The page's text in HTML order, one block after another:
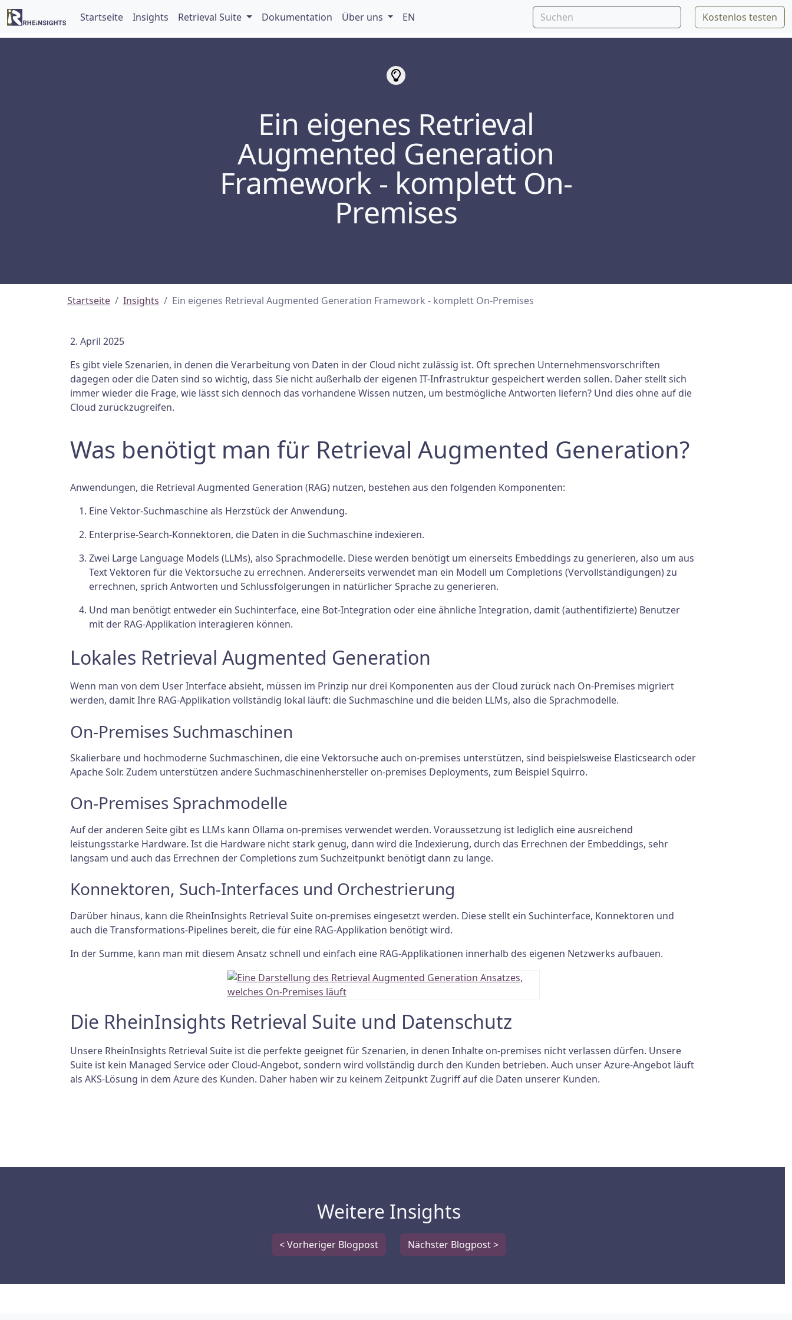
Startseite Insights Retrieval Suite Dokumentation Über uns EN Kostenlos testen
Ein eigenes Retrieval
Augmented Generation
Framework - komplett On-
Premises
Startseite Insights Ein eigenes Retrieval Augmented Generation Framework - komplett On-Premises
2. April 2025
Es gibt viele Szenarien, in denen die Verarbeitung von Daten in der Cloud nicht zulässig ist. Oft sprechen Unternehmensvorschriften
dagegen oder die Daten sind so wichtig, dass Sie nicht außerhalb der eigenen IT-Infrastruktur gespeichert werden sollen. Daher stellt sich
immer wieder die Frage, wie lässt sich dennoch das vorhandene Wissen nutzen, um bestmögliche Antworten liefern? Und dies ohne auf die
Cloud zurückzugreifen.
Was benötigt man für Retrieval Augmented Generation?
Anwendungen, die Retrieval Augmented Generation (RAG) nutzen, bestehen aus den folgenden Komponenten:
Eine Vektor-Suchmaschine als Herzstück der Anwendung.
Enterprise-Search-Konnektoren, die Daten in die Suchmaschine indexieren.
Zwei Large Language Models (LLMs), also Sprachmodelle. Diese werden benötigt um einerseits Embeddings zu generieren, also um aus
Text Vektoren für die Vektorsuche zu errechnen. Andererseits verwendet man ein Modell um Completions (Vervollständigungen) zu
errechnen, sprich Antworten und Schlussfolgerungen in natürlicher Sprache zu generieren.
Und man benötigt entweder ein Suchinterface, eine Bot-Integration oder eine ähnliche Integration, damit (authentifizierte) Benutzer
mit der RAG-Applikation interagieren können.
Lokales Retrieval Augmented Generation
Wenn man von dem User Interface absieht, müssen im Prinzip nur drei Komponenten aus der Cloud zurück nach On-Premises migriert
werden, damit Ihre RAG-Applikation vollständig lokal läuft: die Suchmaschine und die beiden LLMs, also die Sprachmodelle.
On-Premises Suchmaschinen
Skalierbare und hochmoderne Suchmaschinen, die eine Vektorsuche auch on-premises unterstützen, sind beispielsweise Elasticsearch oder
Apache Solr. Zudem unterstützen andere Suchmaschinenhersteller on-premises Deployments, zum Beispiel Squirro.
On-Premises Sprachmodelle
Auf der anderen Seite gibt es LLMs kann Ollama on-premises verwendet werden. Voraussetzung ist lediglich eine ausreichend
leistungsstarke Hardware. Ist die Hardware nicht stark genug, dann wird die Indexierung, durch das Errechnen der Embeddings, sehr
langsam und auch das Errechnen der Completions zum Suchzeitpunkt benötigt dann zu lange.
Konnektoren, Such-Interfaces und Orchestrierung
Darüber hinaus, kann die RheinInsights Retrieval Suite on-premises eingesetzt werden. Diese stellt ein Suchinterface, Konnektoren und
auch die Transformations-Pipelines bereit, die für eine RAG-Applikation benötigt wird.
In der Summe, kann man mit diesem Ansatz schnell und einfach eine RAG-Applikationen innerhalb des eigenen Netzwerks aufbauen.
Die RheinInsights Retrieval Suite und Datenschutz
Unsere RheinInsights Retrieval Suite ist die perfekte geeignet für Szenarien, in denen Inhalte on-premises nicht verlassen dürfen. Unsere
Suite ist kein Managed Service oder Cloud-Angebot, sondern wird vollständig durch den Kunden betrieben. Auch unser Azure-Angebot läuft
als AKS-Lösung in dem Azure des Kunden. Daher haben wir zu keinem Zeitpunkt Zugriff auf die Daten unserer Kunden.
Weitere Insights
< Vorheriger Blogpost Nächster Blogpost >